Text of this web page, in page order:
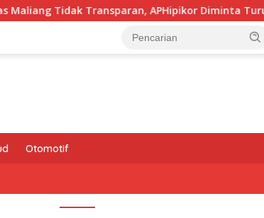
Transparan, APHipikor Diminta Turun Lapangan.
Otomotif